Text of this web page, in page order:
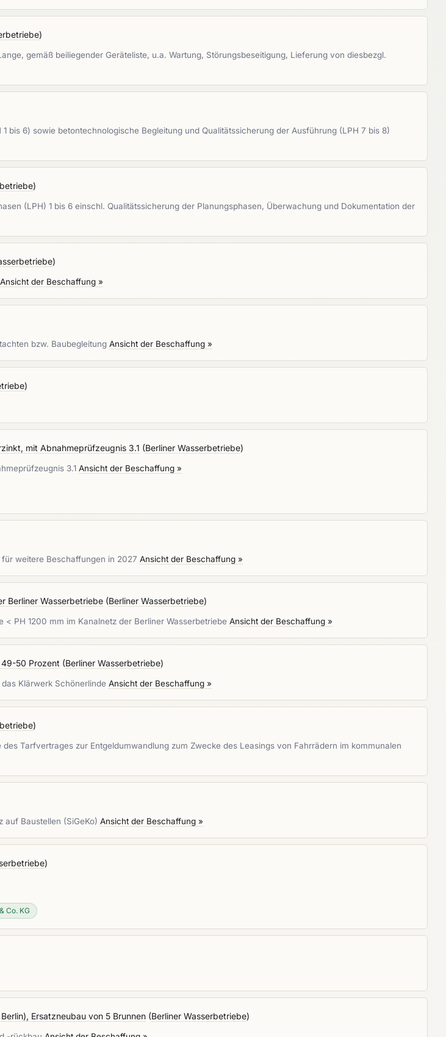
)
gemäß beiliegender Geräteliste, u.a. Wartung, Störungsbeseitigung, Lieferung von diesbezgl.
bis 6) sowie betontechnologische Begleitung und Qualitätssicherung der Ausführung (LPH 7 bis 8)
)
(LPH) 1 bis 6 einschl. Qualitätssicherung der Planungsphasen, Überwachung und Dokumentation der
)
Ansicht der Beschaffung »
bzw. Baubegleitung Ansicht der Beschaffung »
)
mit Abnahmeprüfzeugnis 3.1 (Berliner Wasserbetriebe)
3.1 Ansicht der Beschaffung »
weitere Beschaffungen in 2027 Ansicht der Beschaffung »
Berliner Wasserbetriebe (Berliner Wasserbetriebe)
PH 1200 mm im Kanalnetz der Berliner Wasserbetriebe Ansicht der Beschaffung »
50 Prozent (Berliner Wasserbetriebe)
Klärwerk Schönerlinde Ansicht der Beschaffung »
)
Tarfvertrages zur Entgeldumwandlung zum Zwecke des Leasings von Fahrrädern im kommunalen
Baustellen (SiGeKo) Ansicht der Beschaffung »
)
Co. KG
Ersatzneubau von 5 Brunnen (Berliner Wasserbetriebe)